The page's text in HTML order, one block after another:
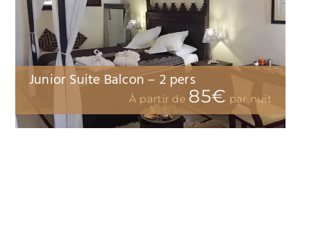
Junior Suite Balcon – 2 pers
À partir de85€ par nuit